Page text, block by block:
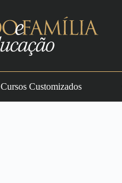
Cursos Customizados